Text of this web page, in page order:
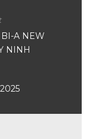
BI-A NEW
NINH